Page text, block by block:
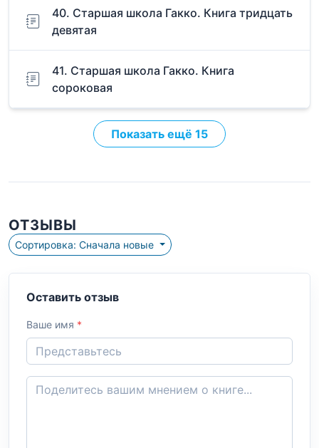
40. Старшая школа Гакко. Книга тридцать
девятая
41. Старшая школа Гакко. Книга
сороковая
Показать ещё 15
ОТЗЫВЫ
Сортировка: Сначала новые
Оставить отзыв
Ваше имя *